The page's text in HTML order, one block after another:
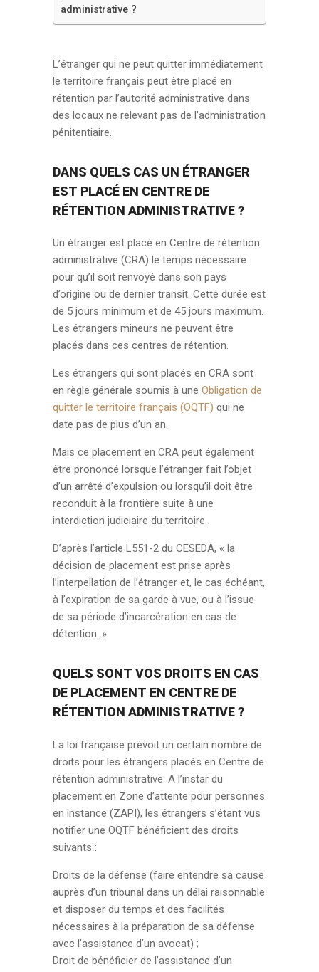
administrative ?
L’étranger qui ne peut quitter immédiatement
le territoire français peut être placé en
rétention par l’autorité administrative dans
des locaux ne relevant pas de l’administration
pénitentiaire.
DANS QUELS CAS UN ÉTRANGER
EST PLACÉ EN CENTRE DE
RÉTENTION ADMINISTRATIVE ?
Un étranger est placé en Centre de rétention
administrative (CRA) le temps nécessaire
pour qu’il soit renvoyé dans son pays
d’origine ou de dernier transit. Cette durée est
de 5 jours minimum et de 45 jours maximum.
Les étrangers mineurs ne peuvent être
placés dans ces centres de rétention.
Les étrangers qui sont placés en CRA sont
en règle générale soumis à une Obligation de
quitter le territoire français (OQTF) qui ne
date pas de plus d’un an.
Mais ce placement en CRA peut également
être prononcé lorsque l’étranger fait l’objet
d’un arrêté d’expulsion ou lorsqu’il doit être
reconduit à la frontière suite à une
interdiction judiciaire du territoire.
D’après l’article L551-2 du CESEDA, « la
décision de placement est prise après
l’interpellation de l’étranger et, le cas échéant,
à l’expiration de sa garde à vue, ou à l’issue
de sa période d’incarcération en cas de
détention. »
QUELS SONT VOS DROITS EN CAS
DE PLACEMENT EN CENTRE DE
RÉTENTION ADMINISTRATIVE ?
La loi française prévoit un certain nombre de
droits pour les étrangers placés en Centre de
rétention administrative. A l’instar du
placement en Zone d’attente pour personnes
en instance (ZAPI), les étrangers s’étant vus
notifier une OQTF bénéficient des droits
suivants :
Droits de la défense (faire entendre sa cause
auprès d’un tribunal dans un délai raisonnable
et disposer du temps et des facilités
nécessaires à la préparation de sa défense
avec l’assistance d’un avocat) ;
Droit de bénéficier de l’assistance d’un